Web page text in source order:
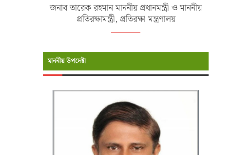
জনাব তারেক রহমান মাননীয় প্রধানমন্ত্রী ও মাননীয়
প্রতিরক্ষামন্ত্রী, প্রতিরক্ষা মন্ত্রণালয়
মাননীয় উপদেষ্টা